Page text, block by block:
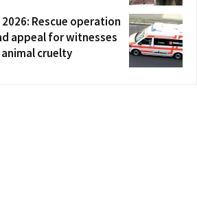
Rescue operation
appeal for witnesses
cruelty